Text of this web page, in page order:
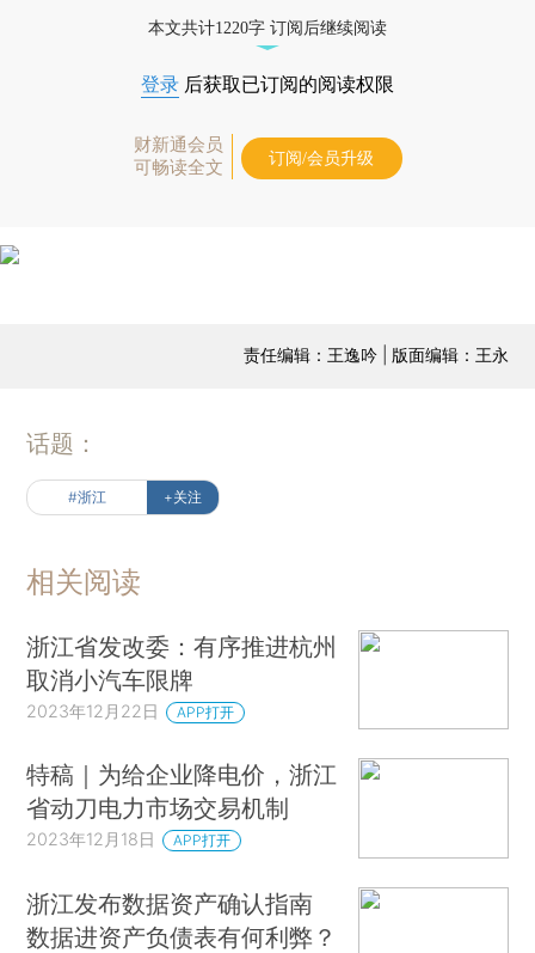
本文共计1220字 订阅后继续阅读
登录 后获取已订阅的阅读权限
财新通会员
可畅读全文
订阅/会员升级
责任编辑：王逸吟 | 版面编辑：王永
话题：
#浙江 +关注
相关阅读
浙江省发改委：有序推进杭州
取消小汽车限牌
2023年12月22日 APP打开
特稿｜为给企业降电价，浙江
省动刀电力市场交易机制
2023年12月18日 APP打开
浙江发布数据资产确认指南
数据进资产负债表有何利弊？